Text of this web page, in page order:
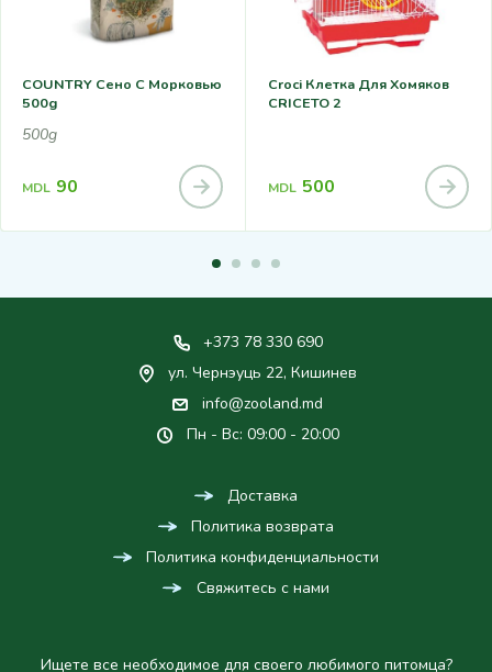
COUNTRY Сено С Морковью
500g
500g
MDL 90
Croci Клетка Для Хомяков
CRICETO 2
MDL 500
+373 78 330 690
ул. Чернэуць 22, Кишинев
info@zooland.md
Пн - Вс: 09:00 - 20:00
Доставка
Политика возврата
Политика конфиденциальности
Свяжитесь с нами
Ищете все необходимое для своего любимого питомца?